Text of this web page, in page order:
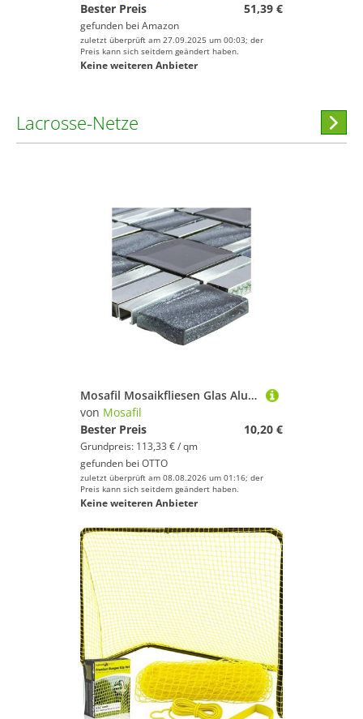
Bester Preis
51,39 €
gefunden bei Amazon
zuletzt überprüft am 27.09.2025 um 00:03; der
Preis kann sich seitdem geändert haben.
Keine weiteren Anbieter
Lacrosse-Netze
Mosafil Mosaikfliesen Glas Aluminium Mosaik LaCrosse Schwarz Grau Silber, Glas-Aluminium-Edelstahl 29.700x29.500, schwarz-grau-silber-hellblau, Verlegefertig auf ein Netz geklebt
von Mosafil
Bester Preis
10,20 €
Grundpreis: 113,33 € / qm
gefunden bei OTTO
zuletzt überprüft am 08.08.2026 um 01:16; der
Preis kann sich seitdem geändert haben.
Keine weiteren Anbieter